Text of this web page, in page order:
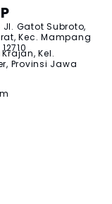
Gatot Subroto,
Kec. Mampang
Kel.
Provinsi Jawa